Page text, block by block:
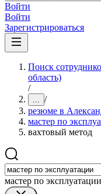
Войти
Войти
Зарегистрироваться
Поиск
область)
/
... /
резюме в
мастер по
вахтовый метод
мастер по эксплуатации